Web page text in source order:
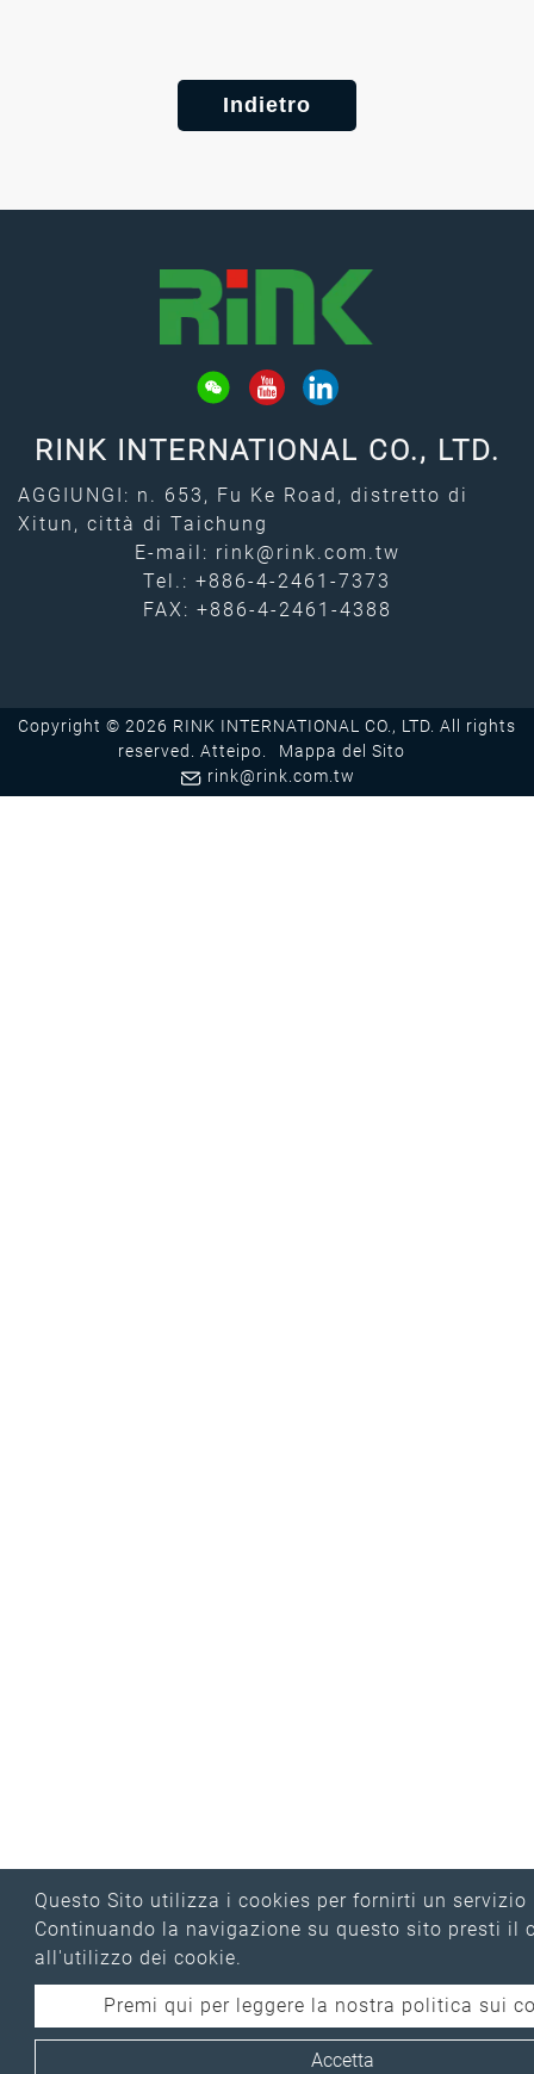
Indietro
Questo Sito utilizza i cookies per fornirti un servizio
Continuando la navigazione su questo sito presti il
all'utilizzo dei cookie.
Premi qui per leggere la nostra politica sui
Accetta
RINK INTERNATIONAL CO., LTD.
AGGIUNGI: n. 653, Fu Ke Road, distretto di
Xitun, città di Taichung
E-mail: rink@rink.com.tw
Tel.: +886-4-2461-7373
FAX: +886-4-2461-4388
Copyright © 2026 RINK INTERNATIONAL CO., LTD. All rights
reserved. Atteipo.
Mappa del Sito
rink@rink.com.tw